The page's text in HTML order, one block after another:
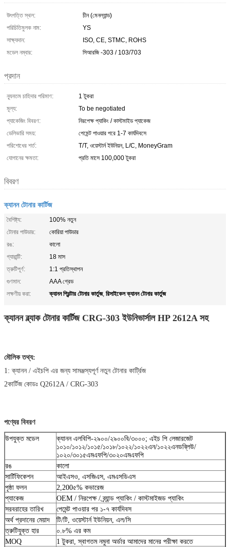
উৎপত্তি স্থল:
চীন (মেনল্যান্ড)
পরিচিতিমুলক নাম:
YS
সাক্ষ্যদান:
ISO, CE, STMC, ROHS
মডেল নম্বার:
সিআরজি -303 / 103/703
প্রদান
ন্যূনতম চাহিদার পরিমাণ:
1 টুকরা
মূল্য:
To be negotiated
প্যাকেজিং বিবরণ:
নিরপেক্ষ প্যাকিং / কাস্টমাইড প্যাকেজ
ডেলিভারি সময়:
পেমেন্ট পাওয়ার পরে 1-7 কার্যদিবসে
পরিশোধের শর্ত:
T/T, ওয়েস্টার্ন ইউনিয়ন, L/C, MoneyGram
যোগানের ক্ষমতা:
প্রতি মাসে 100,000 টুকরা
বিবরণ
ক্যানন টোনার কার্টিজ
বৈশিষ্ট্য:
100% নতুন
টোনার পাউডার:
কোরিয়া পাউডার
রঙ:
কালো
গ্যারান্টি:
18 মাস
ত্রুটিপূর্ণ:
1:1 প্রতিস্থাপন
গুণমান:
AAA গ্রেড
লক্ষণীয় করা:
ক্যানন প্রিন্টার টোনার কার্তুজ, রিসাইকেল ক্যানন টোনার কার্তুজ
ক্যানন ব্ল্যাক টোনার কার্টিজ CRG-303 ইউনিভার্সাল HP 2612A সহ
মৌলিক তথ্য:
1: ক্যানন / এইচপি এর জন্য সামঞ্জস্যপূর্ণ নতুন টোনার কার্ট্রিজ
2কার্টিজ কোডঃ Q2612A / CRG-303
পণ্যের বিবরণ
উপযুক্ত মডেল
ক্যানন এলবিপি-২৯০০/২৯০০বি/৩০০০; এইচ পি লেজারজেট
১০১০/১০১২/১০১৫/১০১৮/১০২২/১০২২এন/১০২২এনডব্লিউ/
১০২০/৩০১৫এমএফপি/৩০২০এমএফপি
রঙ
কালো
সার্টিফিকেশন
আইএসও, এসজিএস, এমএসডিএস
পৃষ্ঠা ফলন
2,200৫% কভারেজ
প্যাকেজ
OEM / নিরপেক্ষ / ব্র্যান্ড প্যাকিং / কাস্টমাইজড প্যাকিং
সরবরাহের তারিখ
পেমেন্ট পাওয়ার পর ১-৭ কার্যদিবস
অর্থ প্রদানের মেয়াদ
টি/টি, ওয়েস্টার্ন ইউনিয়ন, এল/সি
ত্রুটিযুক্ত হার
০.৮% এর কম
MOQ
1 টুকরা, স্বাগতম নমুনা অর্ডার আমাদের মানের পরীক্ষা করতে